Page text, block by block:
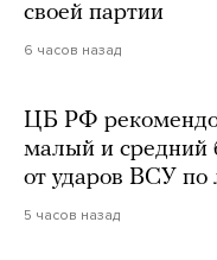
своей партии
6 часов назад
ЦБ РФ
малый и средний
от ударов ВСУ по
5 часов назад